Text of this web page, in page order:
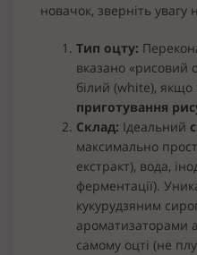
новачок, зверніть увагу
Тип оцту:
вказано «рисовий
білий (white),
приготування
Склад: Ідеальний
максимально
екстракт), вода,
ферментації).
кукурудзяним
ароматизаторами
самому оцті (не